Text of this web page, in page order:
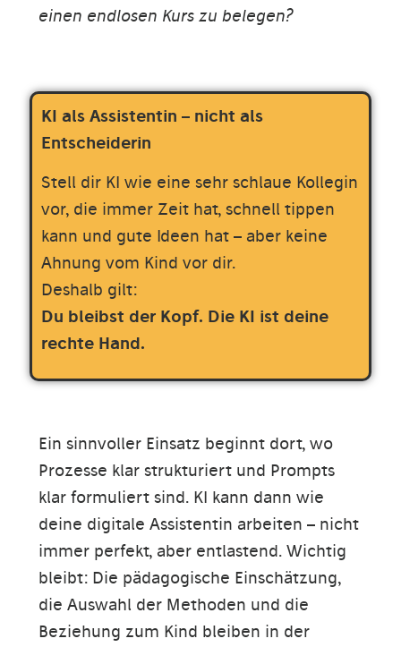
einen endlosen Kurs zu belegen?
KI als Assistentin – nicht als
Entscheiderin
Stell dir KI wie eine sehr schlaue Kollegin
vor, die immer Zeit hat, schnell tippen
kann und gute Ideen hat – aber keine
Ahnung vom Kind vor dir.
Deshalb gilt:
Du bleibst der Kopf. Die KI ist deine
rechte Hand.
Ein sinnvoller Einsatz beginnt dort, wo
Prozesse klar strukturiert und Prompts
klar formuliert sind. KI kann dann wie
deine digitale Assistentin arbeiten – nicht
immer perfekt, aber entlastend. Wichtig
bleibt: Die pädagogische Einschätzung,
die Auswahl der Methoden und die
Beziehung zum Kind bleiben in der